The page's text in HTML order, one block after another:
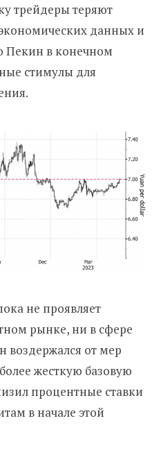
трейдеры теряют
данных и
Пекин в конечном
стимулы для
не проявляет
рынке, ни в сфере
воздержался от мер
жесткую базовую
процентные ставки
в начале этой